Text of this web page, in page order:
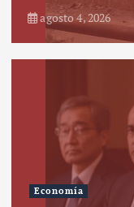
agosto 4, 2026
Economía